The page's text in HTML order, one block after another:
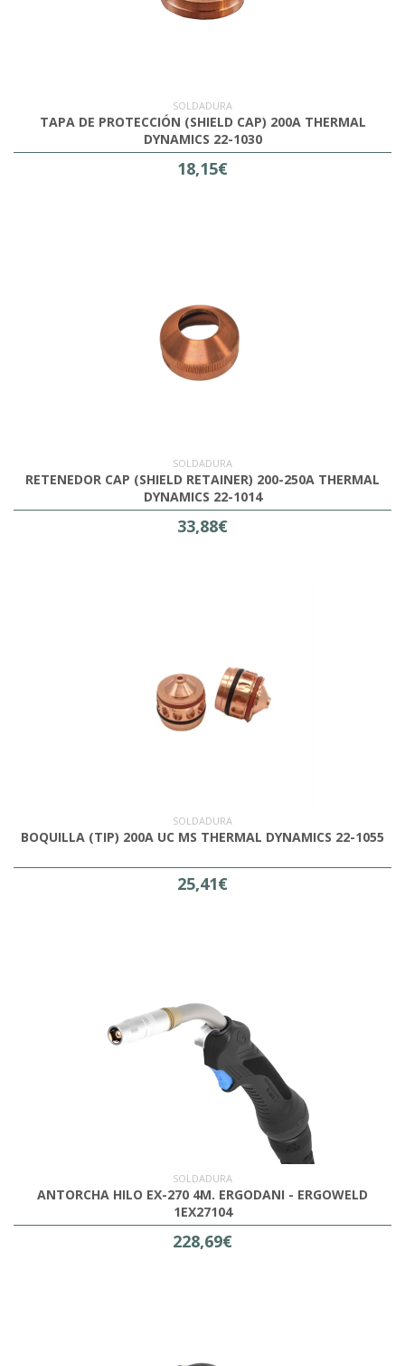
SOLDADURA
TAPA DE PROTECCIÓN (SHIELD CAP) 200A THERMAL
DYNAMICS 22-1030
18,15€
SOLDADURA
RETENEDOR CAP (SHIELD RETAINER) 200-250A THERMAL
DYNAMICS 22-1014
33,88€
SOLDADURA
BOQUILLA (TIP) 200A UC MS THERMAL DYNAMICS 22-1055
25,41€
SOLDADURA
ANTORCHA HILO EX-270 4M. ERGODANI - ERGOWELD
1EX27104
228,69€